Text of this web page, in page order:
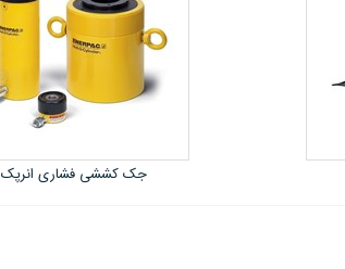
جک کششی فشاری انرپک